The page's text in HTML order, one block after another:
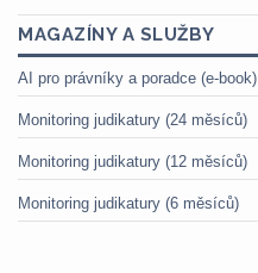
MAGAZÍNY A SLUŽBY
AI pro právníky a poradce (e-book)
Monitoring judikatury (24 měsíců)
Monitoring judikatury (12 měsíců)
Monitoring judikatury (6 měsíců)